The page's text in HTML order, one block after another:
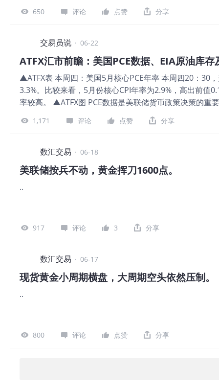
黄金：避险买盘阶段性撤退，中长期逻辑未破 黄金作为
离，金价短期承压调整。但拉长维度看，油价降温缓解
650 评论 点赞 分享
交易员说 · 06-22
ATFX汇市前瞻：美国PCE数据、EIA原油库存
▲ATFX表 本周四：美国5月核心PCE年率 本周四20：30
3.3%。比较来看，5月份核心CPI年率为2.9%，高出前值
率较高。 ▲ATFX图 PCE数据是美联储货币政策决策的重
过或达到3%的数据点有6个，占比85%。美联储设定
期。如果周四PCE数据超预期升高，紧缩预期将再度升
在6月12日公布，为48.69，高于前值44.8，高于预期值
在消费意愿和通胀率有升高可能。 ▲ATFX图 上图是密
61.7，最小值44.8，最大值出现距今已一年时间，最小
的数据升高只能定义为反弹，利多效应有限。 本周三：
数据可能出现反转。由于不确定性较高，预期值尚未发
1,171 评论 点赞 分享
数汇交易 · 06-18
美联储按兵不动，黄金挥刀1600点。
..
917 评论 3 分享
数汇交易 · 06-17
现货黄金小周期横盘，大周期空头依然压制。
..
800 评论 点赞 分享